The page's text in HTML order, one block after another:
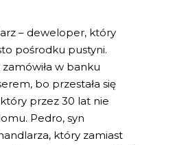
– deweloper, który
pośrodku pustyni.
zamówiła w banku
bo przestała się
przez 30 lat nie
Pedro, syn
który zamiast